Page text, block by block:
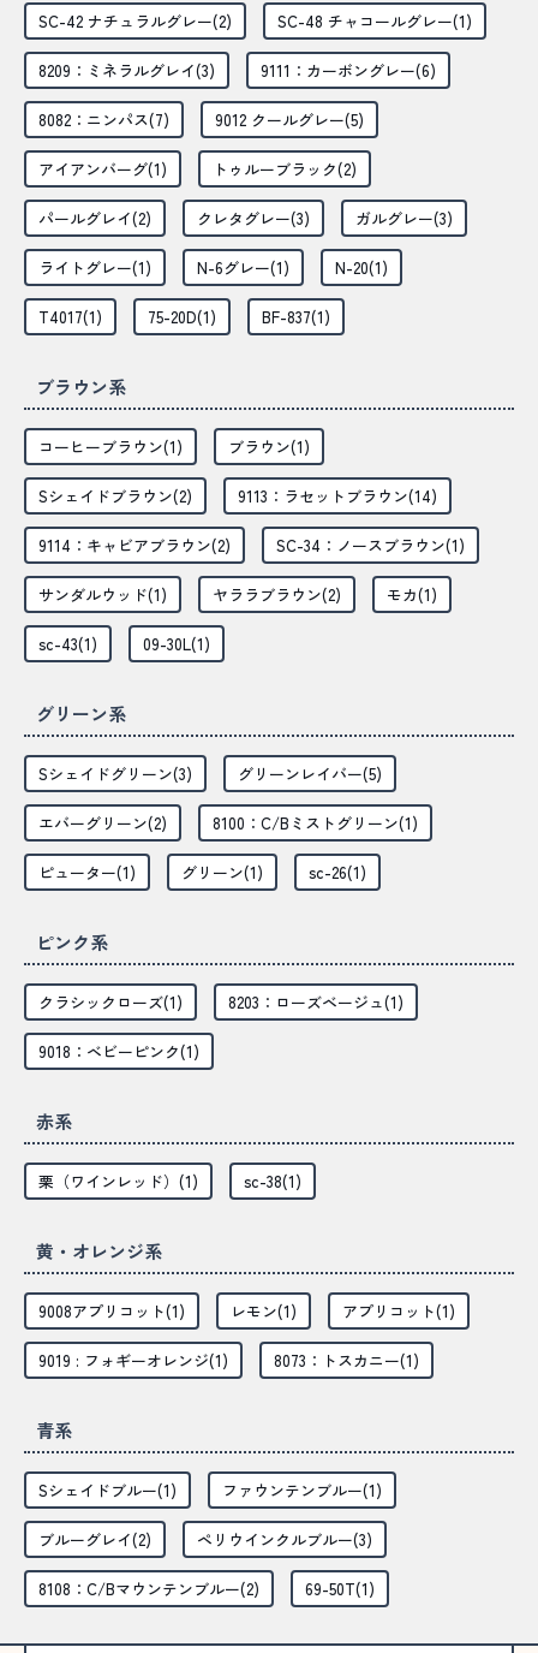
SC-42 ナチュラルグレー(2) SC-48 チャコールグレー(1)
8209：ミネラルグレイ(3) 9111：カーボングレー(6)
8082：ニンパス(7) 9012 クールグレー(5)
アイアンバーグ(1) トゥルーブラック(2)
パールグレイ(2) クレタグレー(3) ガルグレー(3)
ライトグレー(1) N-6グレー(1) N-20(1)
T4017(1) 75-20D(1) BF-837(1)
ブラウン系
コーヒーブラウン(1) ブラウン(1)
Sシェイドブラウン(2) 9113：ラセットブラウン(14)
9114：キャビアブラウン(2) SC-34：ノースブラウン(1)
サンダルウッド(1) ヤララブラウン(2) モカ(1)
sc-43(1) 09-30L(1)
グリーン系
Sシェイドグリーン(3) グリーンレイバー(5)
エバーグリーン(2) 8100：C/Bミストグリーン(1)
ピューター(1) グリーン(1) sc-26(1)
ピンク系
クラシックローズ(1) 8203：ローズベージュ(1)
9018：ベビーピンク(1)
赤系
栗（ワインレッド）(1) sc-38(1)
黄・オレンジ系
9008アプリコット(1) レモン(1) アプリコット(1)
9019 : フォギーオレンジ(1) 8073：トスカニー(1)
青系
Sシェイドブルー(1) ファウンテンブルー(1)
ブルーグレイ(2) ペリウインクルブルー(3)
8108：C/Bマウンテンブルー(2) 69-50T(1)